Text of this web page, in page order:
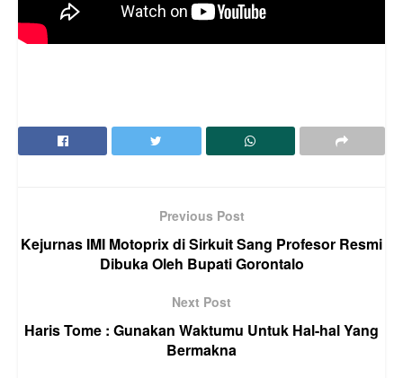
Previous Post
Kejurnas IMI Motoprix di Sirkuit Sang Profesor Resmi
Dibuka Oleh Bupati Gorontalo
Next Post
Haris Tome : Gunakan Waktumu Untuk Hal-hal Yang
Bermakna